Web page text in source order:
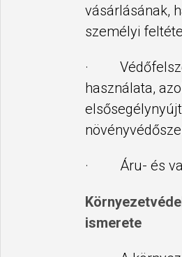
vásárlásának,
személyi
·
használata,
· Áru- és
ismerete